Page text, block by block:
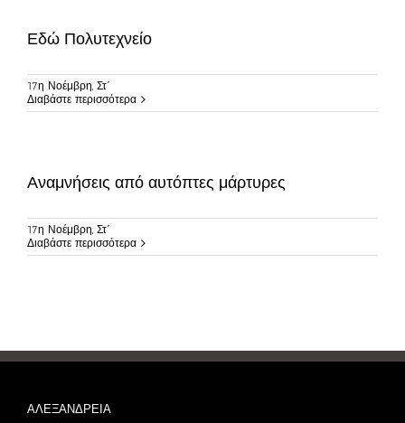
Εδώ Πολυτεχνείο
17η Νοέμβρη, Στ΄
Διαβάστε περισσότερα
Αναμνήσεις από αυτόπτες μάρτυρες
17η Νοέμβρη, Στ΄
Διαβάστε περισσότερα
ΑΛΕΞΑΝΔΡΕΙΑ